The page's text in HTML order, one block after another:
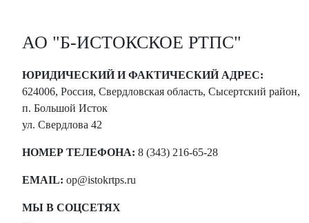
АО "Б-ИСТОКСКОЕ РТПС"
ЮРИДИЧЕСКИЙ И ФАКТИЧЕСКИЙ АДРЕС:
624006, Россия, Свердловская область, Сысертский район,
п. Большой Исток
ул. Свердлова 42
НОМЕР ТЕЛЕФОНА: 8 (343) 216-65-28
EMAIL: op@istokrtps.ru
МЫ В СОЦСЕТЯХ